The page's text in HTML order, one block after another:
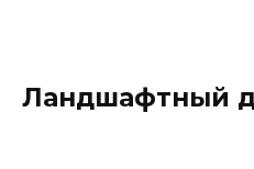
Ландшафтный